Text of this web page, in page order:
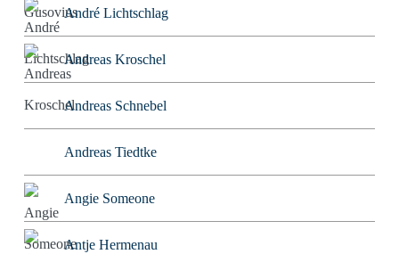
André Lichtschlag
Andreas Kroschel
Andreas Schnebel
Andreas Tiedtke
Angie Someone
Antje Hermenau